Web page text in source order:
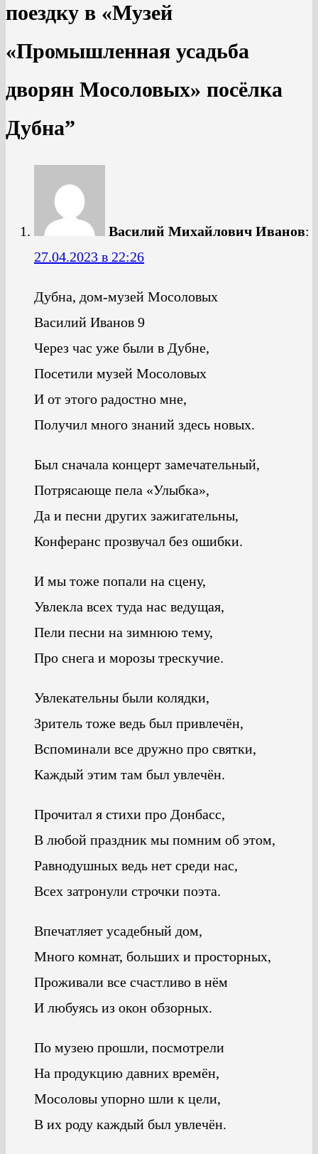
поездку в «Музей
«Промышленная усадьба
дворян Мосоловых» посёлка
Дубна”
Василий Михайлович Иванов:
27.04.2023 в 22:26
Дубна, дом-музей Мосоловых
Василий Иванов 9
Через час уже были в Дубне,
Посетили музей Мосоловых
И от этого радостно мне,
Получил много знаний здесь новых.
Был сначала концерт замечательный,
Потрясающе пела «Улыбка»,
Да и песни других зажигательны,
Конферанс прозвучал без ошибки.
И мы тоже попали на сцену,
Увлекла всех туда нас ведущая,
Пели песни на зимнюю тему,
Про снега и морозы трескучие.
Увлекательны были колядки,
Зритель тоже ведь был привлечён,
Вспоминали все дружно про святки,
Каждый этим там был увлечён.
Прочитал я стихи про Донбасс,
В любой праздник мы помним об этом,
Равнодушных ведь нет среди нас,
Всех затронули строчки поэта.
Впечатляет усадебный дом,
Много комнат, больших и просторных,
Проживали все счастливо в нём
И любуясь из окон обзорных.
По музею прошли, посмотрели
На продукцию давних времён,
Мосоловы упорно шли к цели,
В их роду каждый был увлечён.